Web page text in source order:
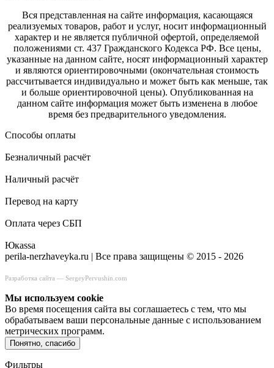
Вся представленная на сайте информация, касающаяся
реализуемых товаров, работ и услуг, носит информационный
характер и не является публичной офертой, определяемой
положениями ст. 437 Гражданского Кодекса РФ. Все цены,
указанные на данном сайте, носят информационный характер
и являются ориентировочными (окончательная стоимость
рассчитывается индивидуально и может быть как меньше, так
и больше ориентировочной цены). Опубликованная на
данном сайте информация может быть изменена в любое
время без предварительного уведомления.
Способы оплаты
Безналичный расчёт
Наличный расчёт
Перевод на карту
Оплата через СБП
Юкаssа
perila-nerzhaveyka.ru | Все права защищены © 2015 - 2026
Разработка сайта — SergeyPervushin.com
Мы используем сookie
Во время посещения сайта вы соглашаетесь с тем, что мы
обрабатываем ваши персональные данные с использованием
метрических программ.
Понятно, спасибо
Фильтры